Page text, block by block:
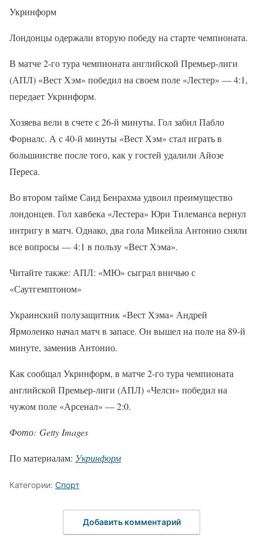
Укринформ
Лондонцы одержали вторую победу на старте чемпионата.
В матче 2-го тура чемпионата английской Премьер-лиги
(АПЛ) «Вест Хэм» победил на своем поле «Лестер» — 4:1,
передает Укринформ.
Хозяева вели в счете с 26-й минуты. Гол забил Пабло
Форналс. А с 40-й минуты «Вест Хэм» стал играть в
большинстве после того, как у гостей удалили Айозе
Переса.
Во втором тайме Саид Бенрахма удвоил преимущество
лондонцев. Гол хавбека «Лестера» Юри Тилеманса вернул
интригу в матч. Однако, два гола Микейла Антонио сняли
все вопросы — 4:1 в пользу «Вест Хэма».
Читайте также: АПЛ: «МЮ» сыграл вничью с
«Саутгемптоном»
Украинский полузащитник «Вест Хэма» Андрей
Ярмоленко начал матч в запасе. Он вышел на поле на 89-й
минуте, заменив Антонио.
Как сообщал Укринформ, в матче 2-го тура чемпионата
английской Премьер-лиги (АПЛ) «Челси» победил на
чужом поле «Арсенал» — 2:0.
Фото: Getty Images
По материалам: Укринформ
Категории: Спорт
Добавить комментарий